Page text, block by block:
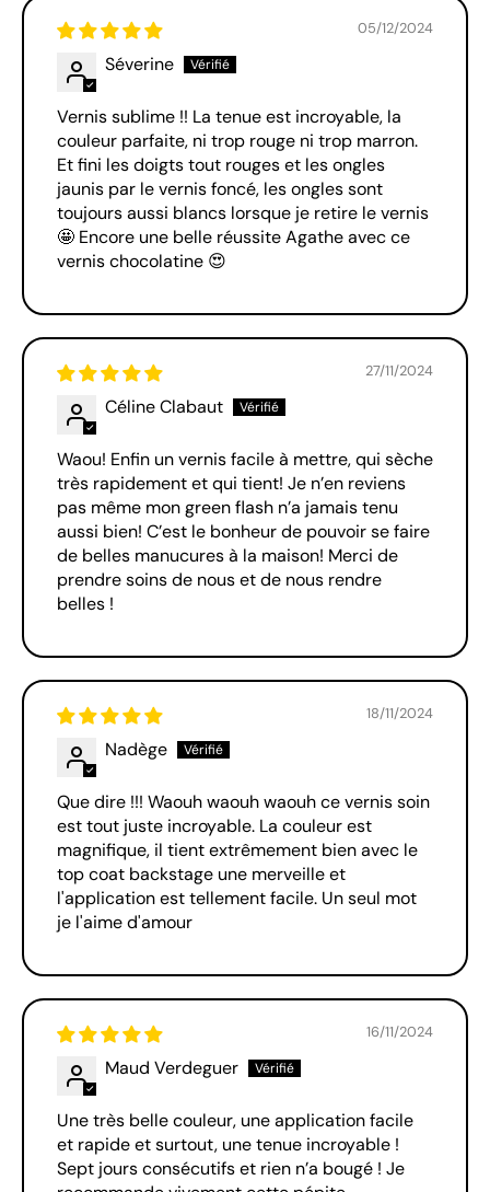
05/12/2024
Séverine
Vernis sublime !! La tenue est incroyable, la
couleur parfaite, ni trop rouge ni trop marron.
Et fini les doigts tout rouges et les ongles
jaunis par le vernis foncé, les ongles sont
toujours aussi blancs lorsque je retire le vernis
🤩 Encore une belle réussite Agathe avec ce
vernis chocolatine 😍
27/11/2024
Céline Clabaut
Waou! Enfin un vernis facile à mettre, qui sèche
très rapidement et qui tient! Je n’en reviens
pas même mon green flash n’a jamais tenu
aussi bien! C’est le bonheur de pouvoir se faire
de belles manucures à la maison! Merci de
prendre soins de nous et de nous rendre
belles !
18/11/2024
Nadège
Que dire !!! Waouh waouh waouh ce vernis soin
est tout juste incroyable. La couleur est
magnifique, il tient extrêmement bien avec le
top coat backstage une merveille et
l'application est tellement facile. Un seul mot
je l'aime d'amour
16/11/2024
Maud Verdeguer
Une très belle couleur, une application facile
et rapide et surtout, une tenue incroyable !
Sept jours consécutifs et rien n’a bougé ! Je